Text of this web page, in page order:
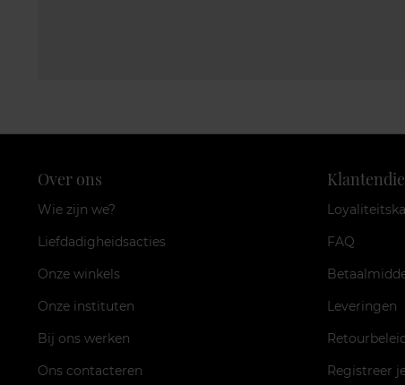
Over ons
Wie zijn we?
Liefdadigheidsacties
Onze winkels
Onze instituten
Bij ons werken
Ons contacteren
FAQ
Leveringen
Registreer